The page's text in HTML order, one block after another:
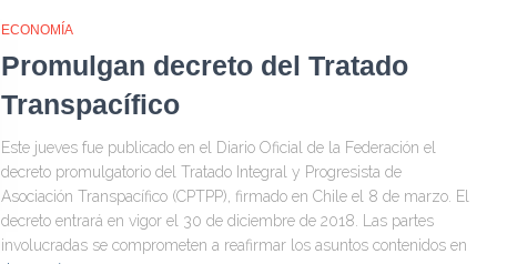
ECONOMÍA
Promulgan decreto del Tratado
Transpacífico
Este jueves fue publicado en el Diario Oficial de la Federación el
decreto promulgatorio del Tratado Integral y Progresista de
Asociación Transpacífico (CPTPP), firmado en Chile el 8 de marzo. El
decreto entrará en vigor el 30 de diciembre de 2018. Las partes
involucradas se comprometen a reafirmar los asuntos contenidos en